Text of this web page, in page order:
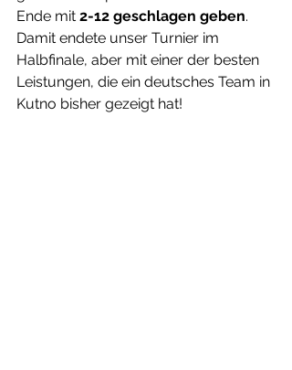
Ende mit 2-12 geschlagen geben.
Damit endete unser Turnier im
Halbfinale, aber mit einer der besten
Leistungen, die ein deutsches Team in
Kutno bisher gezeigt hat!